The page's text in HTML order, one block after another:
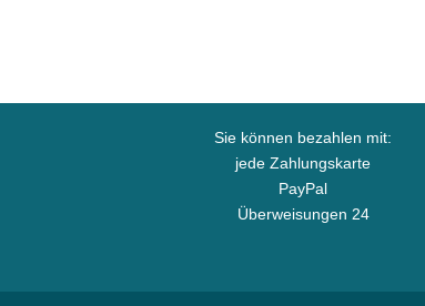
Sie können bezahlen mit:
jede Zahlungskarte
PayPal
Überweisungen 24